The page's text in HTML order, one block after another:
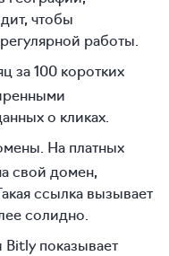
чтобы
работы.
за 100 коротких
о кликах.
На платных
свой домен,
ссылка вызывает
солидно.
показывает